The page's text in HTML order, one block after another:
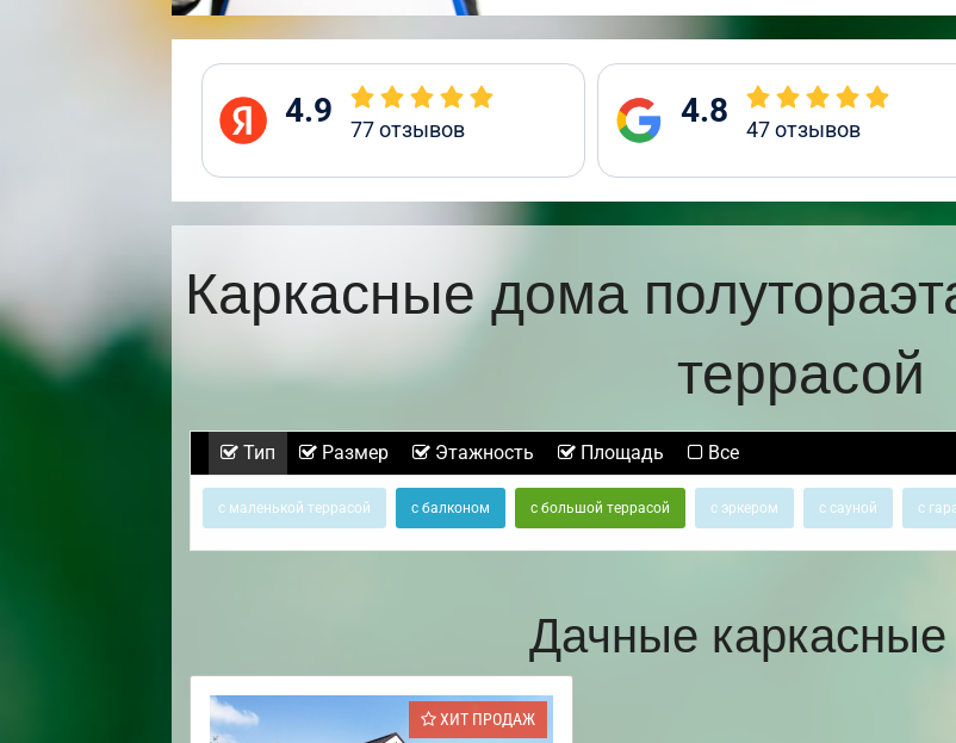
4.9 77отзывов 4.8 47отзывов
Каркасные дома
террасой
Тип Размер Этажность Площадь Все
с маленькой террасой с балконом с большой террасой с эркером с сауной с
Дачные
ХИТ ПРОДАЖ